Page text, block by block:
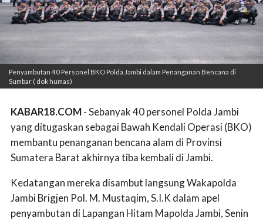
Penyambutan 40 Personel BKO Polda Jambi dalam Penanganan Bencana di
Sumbar ( dok humas)
KABAR18.COM- Sebanyak 40 personel Polda Jambi
yang ditugaskan sebagai Bawah Kendali Operasi (BKO)
membantu penanganan bencana alam di Provinsi
Sumatera Barat akhirnya tiba kembali di Jambi.
Kedatangan mereka disambut langsung Wakapolda
Jambi Brigjen Pol. M. Mustaqim, S.I.K dalam apel
penyambutan di Lapangan Hitam Mapolda Jambi, Senin